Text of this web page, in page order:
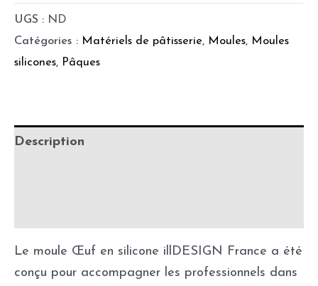
UGS : ND
Catégories : Matériels de pâtisserie, Moules, Moules
silicones, Pâques
Description
Le moule Œuf en silicone illDESIGN France a été
conçu pour accompagner les professionnels dans